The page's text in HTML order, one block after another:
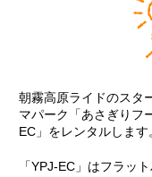
朝霧高原ライドのスタ
マパーク「あさぎりフ
EC」をレンタルします
「YPJ-EC」はフラッ